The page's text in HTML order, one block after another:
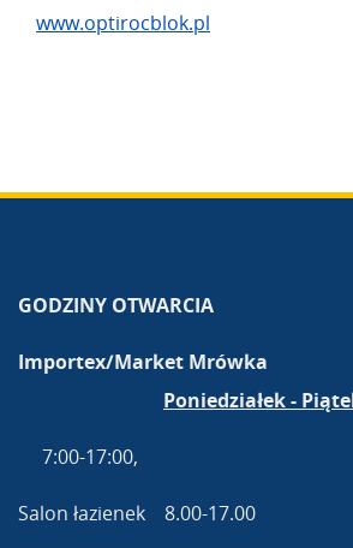
www.optirocblok.pl
GODZINY OTWARCIA
Importex/Market Mrówka
Poniedziałek -
7:00-17:00,
Salon łazienek 8.00-17.00